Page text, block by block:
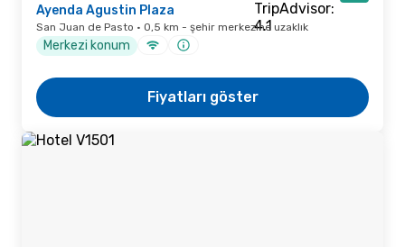
Ayenda Agustin Plaza
San Juan de Pasto · 0,5 km - şehir merkezine uzaklık
Merkezi konum
Fiyatları göster